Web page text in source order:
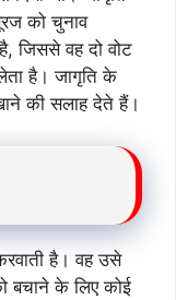
को चुनाव
जिससे वह दो वोट
है। जागृति के
की सलाह देते हैं।
है। वह उसे
बचाने के लिए कोई